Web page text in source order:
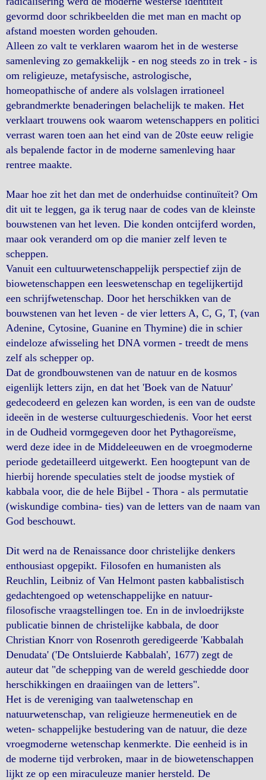
gevormd door schrikbeelden die met man en macht op
afstand moesten worden gehouden.
Alleen zo valt te verklaren waarom het in de westerse
samenleving zo gemakkelijk - en nog steeds zo in trek - is
om religieuze, metafysische, astrologische,
homeopathische of andere als volslagen irrationeel
gebrandmerkte benaderingen belachelijk te maken. Het
verklaart trouwens ook waarom wetenschappers en politici
verrast waren toen aan het eind van de 20ste eeuw religie
als bepalende factor in de moderne samenleving haar
rentree maakte.
Maar hoe zit het dan met de onderhuidse continuïteit? Om
dit uit te leggen, ga ik terug naar de codes van de kleinste
bouwstenen van het leven. Die konden ontcijferd worden,
maar ook veranderd om op die manier zelf leven te
scheppen.
Vanuit een cultuurwetenschappelijk perspectief zijn de
biowetenschappen een leeswetenschap en tegelijkertijd
een schrijfwetenschap. Door het herschikken van de
bouwstenen van het leven - de vier letters A, C, G, T, (van
Adenine, Cytosine, Guanine en Thymine) die in schier
eindeloze afwisseling het DNA vormen - treedt de mens
zelf als schepper op.
Dat de grondbouwstenen van de natuur en de kosmos
eigenlijk letters zijn, en dat het 'Boek van de Natuur'
gedecodeerd en gelezen kan worden, is een van de oudste
ideeën in de westerse cultuurgeschiedenis. Voor het eerst
in de Oudheid vormgegeven door het Pythagoreïsme,
werd deze idee in de Middeleeuwen en de vroegmoderne
periode gedetailleerd uitgewerkt. Een hoogtepunt van de
hierbij horende speculaties stelt de joodse mystiek of
kabbala voor, die de hele Bijbel - Thora - als permutatie
(wiskundige combina- ties) van de letters van de naam van
God beschouwt.
Dit werd na de Renaissance door christelijke denkers
enthousiast opgepikt. Filosofen en humanisten als
Reuchlin, Leibniz of Van Helmont pasten kabbalistisch
gedachtengoed op wetenschappelijke en natuur-
filosofische vraagstellingen toe. En in de invloedrijkste
publicatie binnen de christelijke kabbala, de door
Christian Knorr von Rosenroth geredigeerde 'Kabbalah
Denudata' ('De Ontsluierde Kabbalah', 1677) zegt de
auteur dat "de schepping van de wereld geschiedde door
herschikkingen en draaiingen van de letters".
Het is de vereniging van taalwetenschap en
natuurwetenschap, van religieuze hermeneutiek en de
weten- schappelijke bestudering van de natuur, die deze
vroegmoderne wetenschap kenmerkte. Die eenheid is in
de moderne tijd verbroken, maar in de biowetenschappen
lijkt ze op een miraculeuze manier hersteld. De